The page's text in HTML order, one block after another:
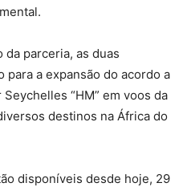
da parceria, as duas
para a expansão do acordo a
“HM” em voos da
destinos na África do
disponíveis desde hoje, 29